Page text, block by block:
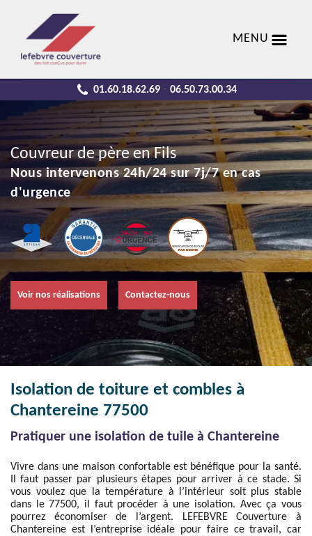
MENU
01.60.18.62.69 - 06.50.73.00.34
Couvreur de père en Fils
Nous intervenons 24h/24 sur 7j/7 en cas
d'urgence
Voir nos réalisations Contactez-nous
Isolation de toiture et combles à
Chantereine 77500
Pratiquer une isolation de tuile à Chantereine
Vivre dans une maison confortable est bénéfique pour la santé.
Il faut passer par plusieurs étapes pour arriver à ce stade. Si
vous voulez que la température à l’intérieur soit plus stable
dans le 77500, il faut procéder à une isolation. Avec ça vous
pourrez économiser de l’argent. LEFEBVRE Couverture à
Chantereine est l’entreprise idéale pour faire ce travail, car